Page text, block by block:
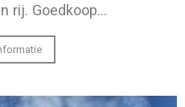
rij. Goedkoop…